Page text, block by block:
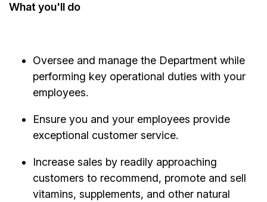
Whatyou'll do
Oversee and manage the Department while
performing key operational duties with your
employees.
Ensure you and your employees provide
exceptional customer service.
Increase sales by readily approaching
customers to recommend, promote and sell
vitamins, supplements, and other natural